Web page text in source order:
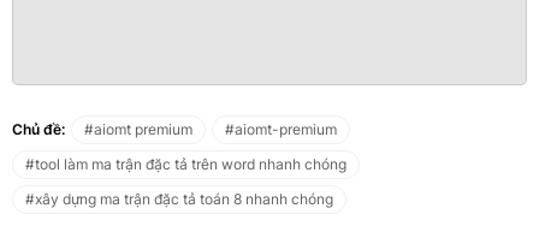
Chủ đề: aiomt premium
aiomt-premium
tool làm ma trận đặc tả trên word nhanh chóng
xây dựng ma trận đặc tả toán 8 nhanh chóng